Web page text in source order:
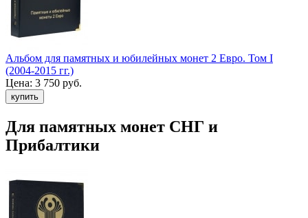
Альбом для памятных и юбилейных монет 2 Евро. Том I
(2004-2015 гг.)
Цена: 3 750 руб.
Для памятных монет СНГ и
Прибалтики